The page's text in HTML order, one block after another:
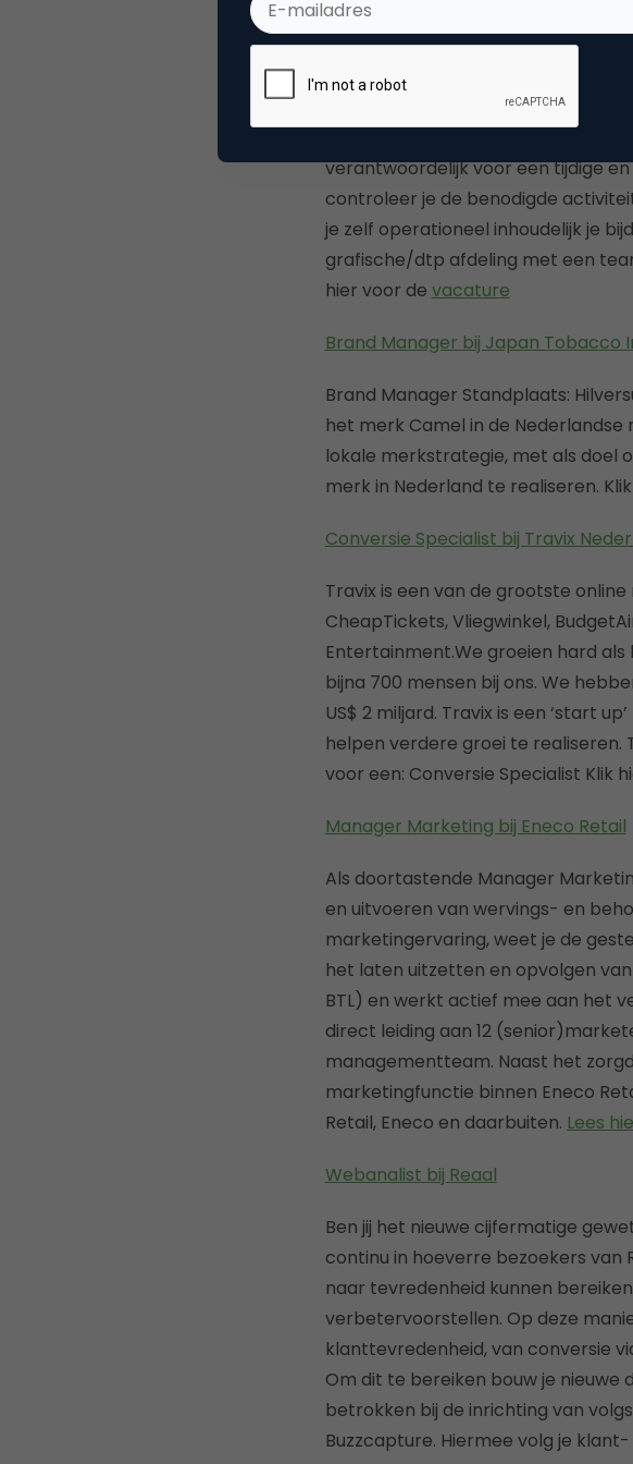
uitvaarten.
Je bent
verbetering van de (online)
de interactieve online campagnes
op de hoogte van (online)
verantwoordelijk voor een tijdige
controleer je de benodigde
je zelf operationeel inhoudelijk je
grafische/dtp afdeling met een
hier voor de vacature
Brand Manager bij Japan Tobacco
Brand Manager Standplaats:
het merk Camel in de
lokale merkstrategie, met als doel
merk in Nederland te realiseren.
Conversie Specialist bij Travix
Travix is een van de grootste
CheapTickets, Vliegwinkel,
Entertainment.We groeien hard als
bijna 700 mensen bij ons. We
US$ 2 miljard. Travix is een ‘start
helpen verdere groei te
voor een: Conversie Specialist Klik
Manager Marketing bij Eneco Retail
Als doortastende Manager
en uitvoeren van wervings- en
marketingervaring, weet je de
het laten uitzetten en opvolgen
BTL) en werkt actief mee aan het
direct leiding aan 12
managementteam. Naast het
marketingfunctie binnen Eneco
Retail, Eneco en daarbuiten. Lees
Webanalist bij Reaal
Ben jij het nieuwe cijfermatige
continu in hoeverre bezoekers van
naar tevredenheid kunnen
verbetervoorstellen. Op deze
klanttevredenheid, van conversie
Om dit te bereiken bouw je nieuwe
betrokken bij de inrichting van
Buzzcapture. Hiermee volg je